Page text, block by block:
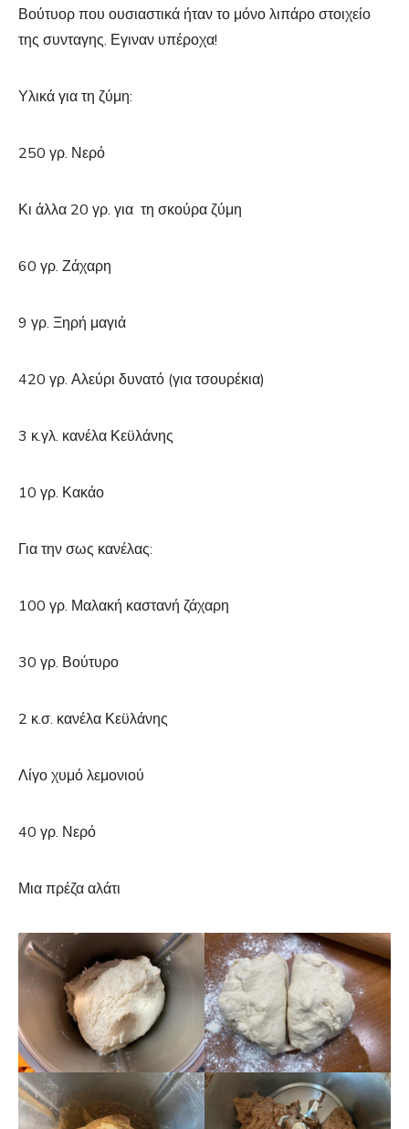
Βούτυορ που ουσιαστικά ήταν το μόνο λιπάρο στοιχείο
της συνταγης. Εγιναν υπέροχα!
Υλικά για τη ζύμη:
250 γρ. Νερό
Κι άλλα 20 γρ. για τη σκούρα ζύμη
60 γρ. Ζάχαρη
9 γρ. Ξηρή μαγιά
420 γρ. Αλεύρι δυνατό (για τσουρέκια)
3 κ.γλ. κανέλα Κεϋλάνης
10 γρ. Κακάο
Για την σως κανέλας:
100 γρ. Μαλακή καστανή ζάχαρη
30 γρ. Βούτυρο
2 κ.σ. κανέλα Κεϋλάνης
Λίγο χυμό λεμονιού
40 γρ. Νερό
Μια πρέζα αλάτι